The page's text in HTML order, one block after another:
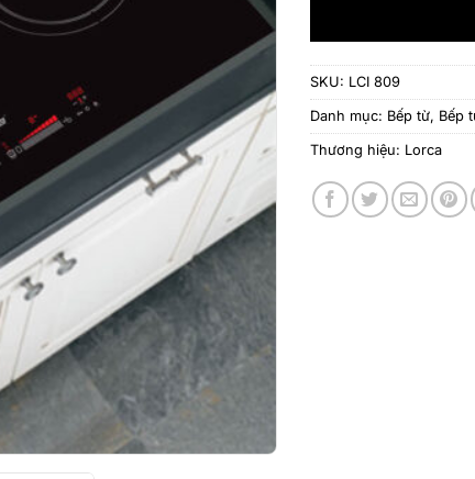
SKU: LCI 809
Danh mục: Bếp từ, Bếp
Thương hiệu: Lorca